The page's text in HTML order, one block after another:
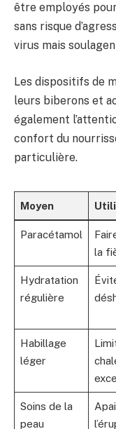
être employés
sans risque
virus mais
Les dispositifs de
leurs biberons et
également
confort du
particulière.
Moyen
Paracétamol
la
Hydratation
régulière
Habillage
léger
Soins de la
peau